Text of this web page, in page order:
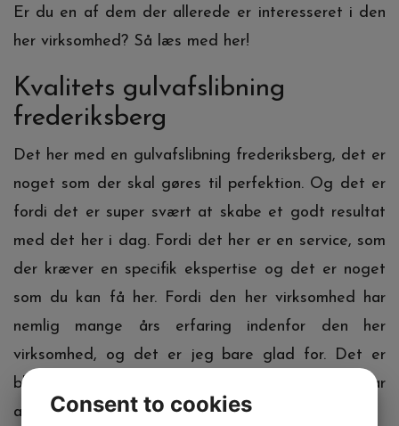
Er du en af dem der allerede er interesseret i den
her virksomhed? Så læs med her!
Kvalitets gulvafslibning
frederiksberg
Det her med en gulvafslibning frederiksberg, det er
noget som der skal gøres til perfektion. Og det er
fordi det er super svært at skabe et godt resultat
med det her i dag. Fordi det her er en service, som
der kræver en specifik ekspertise og det er noget
som du kan få her. Fordi den her virksomhed har
nemlig mange års erfaring indenfor den her
virksomhed, og det er jeg bare glad for. Det er
blandt andet en af de grunde til at jeg har
anvendt deres service så mange gange.
Consent to cookies